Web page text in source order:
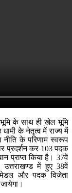
के साथ ही खेल भूमि
के नेतृत्व में राज्य में
के परिणाम स्वरूप
प्रदर्शन कर 103 पदक
प्राप्त किया है। 37वें
उत्तराखण्ड में हुए 38वें
और पदक विजेता